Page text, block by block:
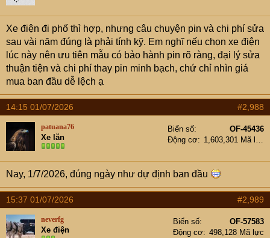
Xe điện đi phố thì hợp, nhưng câu chuyện pin và chi phí sửa
sau vài năm đúng là phải tính kỹ. Em nghĩ nếu chọn xe điện
lúc này nên ưu tiên mẫu có bảo hành pin rõ ràng, đại lý sửa
thuận tiện và chi phí thay pin minh bạch, chứ chỉ nhìn giá
mua ban đầu dễ lệch ạ
14:15 01/07/2026 #2,988
patuana76
Xe lăn
Biển số
OF-45436
Động cơ
1,603,301 Mã lực
Nay, 1/7/2026, đúng ngày như dự định ban đầu
15:37 01/07/2026 #2,989
neverfg
Xe điện
Biển số
OF-57583
Động cơ
498,128 Mã lực